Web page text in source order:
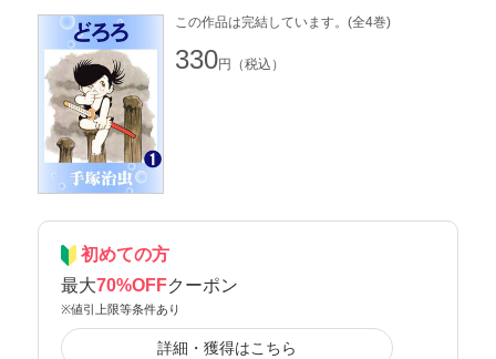
この作品は完結しています。(全4巻)
330円（税込）
初めての方
最大70%OFFクーポン
※値引上限等条件あり
詳細・獲得はこちら